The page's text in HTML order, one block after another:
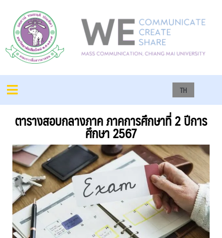
TH
ตารางสอบกลางภาค ภาคการศึกษาที่ 2 ปีการ
ศึกษา 2567